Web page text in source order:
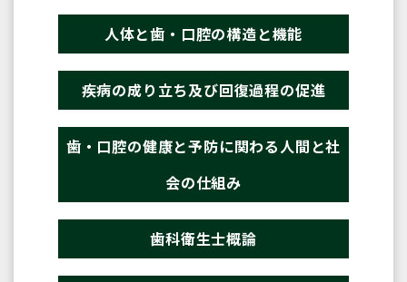
人体と歯・口腔の構造と機能
疾病の成り立ち及び回復過程の促進
歯・口腔の健康と予防に関わる人間と社
会の仕組み
歯科衛生士概論